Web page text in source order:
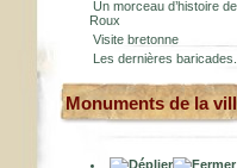
Un morceau d’histoire
Roux
Visite bretonne
Les dernières baricades.
Monuments de la